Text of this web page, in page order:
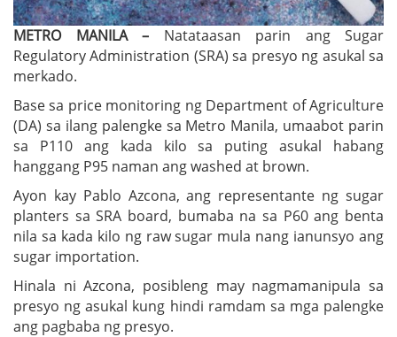
METRO MANILA – Natataasan parin ang Sugar
Regulatory Administration (SRA) sa presyo ng asukal sa
merkado.
Base sa price monitoring ng Department of Agriculture
(DA) sa ilang palengke sa Metro Manila, umaabot parin
sa P110 ang kada kilo sa puting asukal habang
hanggang P95 naman ang washed at brown.
Ayon kay Pablo Azcona, ang representante ng sugar
planters sa SRA board, bumaba na sa P60 ang benta
nila sa kada kilo ng raw sugar mula nang ianunsyo ang
sugar importation.
Hinala ni Azcona, posibleng may nagmamanipula sa
presyo ng asukal kung hindi ramdam sa mga palengke
ang pagbaba ng presyo.